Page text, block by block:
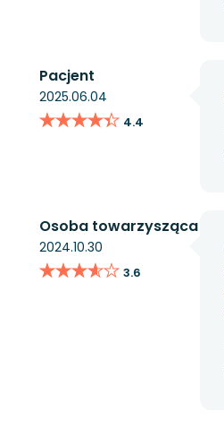
Pacjent
2025.06.04
★★★★★
★★★★★ 4.4
Osoba towarzysząca
2024.10.30
★★★★★
★★★★★ 3.6